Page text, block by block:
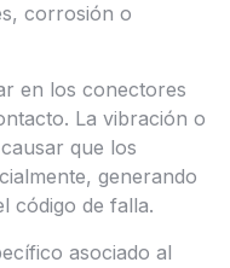
corrosión o
en los conectores
La vibración o
que los
generando
código de falla.
asociado al